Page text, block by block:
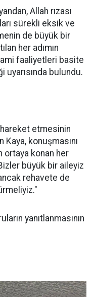
Allah rızası
sürekli eksik ve
de büyük bir
her adımın
faaliyetleri basite
uyarısında bulundu.
etmesinin
Kaya, konuşmasını
ortaya konan her
büyük bir aileyiz
rehavete de
yanıtlanmasının